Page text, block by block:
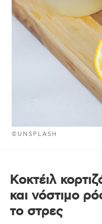
©UNSPLASH
Κοκτέιλ
και νόστιμο
το στρες